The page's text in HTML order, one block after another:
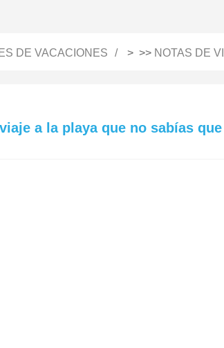
DE VACACIONES > >> NOTAS DE
a la playa que no sabías que